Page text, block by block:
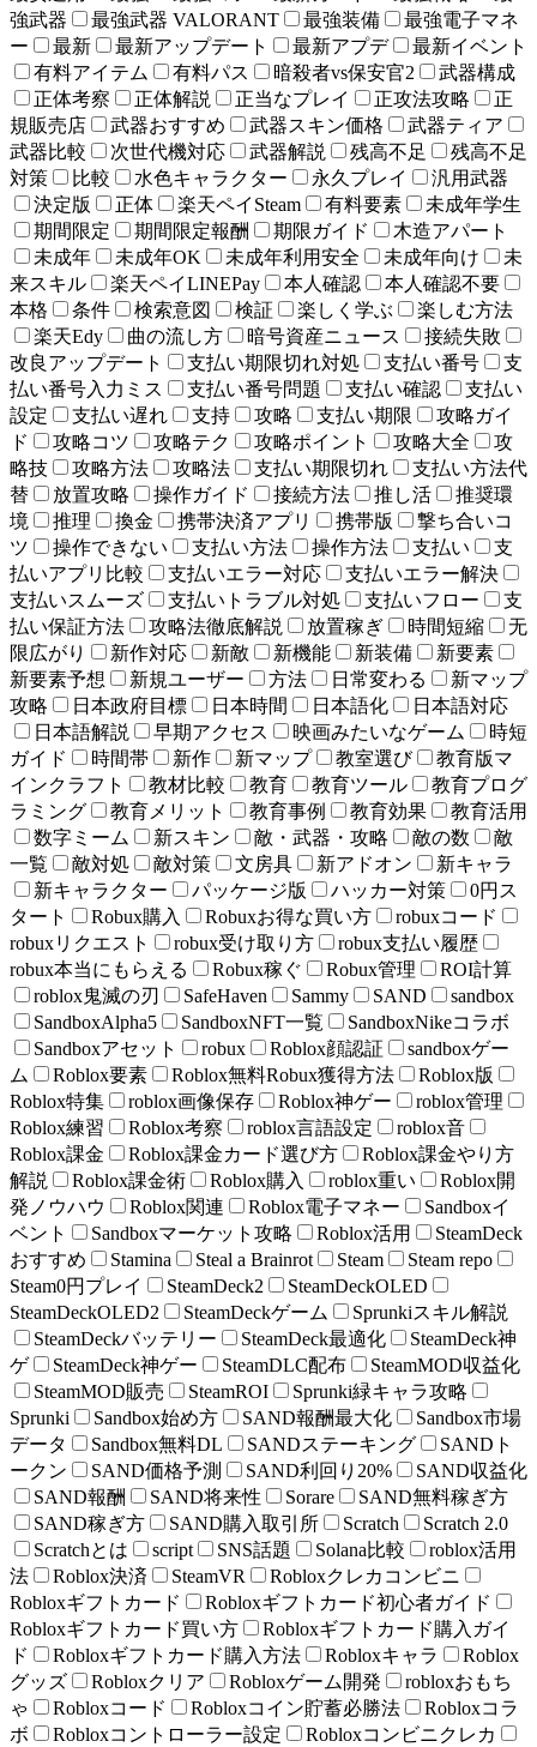
強武器
最強武器 VALORANT 最強装備
最強電子マネ
ー
最新 最新アップデート 最新アプデ
最新イベント
有料アイテム
有料パス 暗殺者vs保安官2
武器構成
正体考察
正体解説 正当なプレイ 正攻法攻略
正
規販売店
武器おすすめ 武器スキン価格
武器ティア
武器比較
次世代機対応 武器解説 残高不足
残高不足
対策
比較 水色キャラクター 永久プレイ
汎用武器
決定版
正体 楽天ペイSteam 有料要素
未成年学生
期間限定
期間限定報酬 期限ガイド
木造アパート
未成年
未成年OK 未成年利用安全 未成年向け
未
来スキル
楽天ペイLINEPay 本人確認
本人確認不要
本格
条件 検索意図 検証 楽しく学ぶ
楽しむ方法
楽天Edy
曲の流し方 暗号資産ニュース
接続失敗
改良アップデート
支払い期限切れ対処 支払い番号
支
払い番号入力ミス
支払い番号問題 支払い確認
支払い
設定
支払い遅れ 支持 攻略 支払い期限
攻略ガイ
ド
攻略コツ 攻略テク 攻略ポイント 攻略大全
攻
略技
攻略方法 攻略法 支払い期限切れ
支払い方法代
替
放置攻略 操作ガイド 接続方法 推し活
推奨環
境
推理 換金 携帯決済アプリ 携帯版
撃ち合いコ
ツ
操作できない 支払い方法 操作方法 支払い
支
払いアプリ比較
支払いエラー対応
支払いエラー解決
支払いスムーズ
支払いトラブル対処 支払いフロー
支
払い保証方法
攻略法徹底解説 放置稼ぎ 時間短縮
无
限広がり
新作対応 新敵 新機能 新装備
新要素
新要素予想
新規ユーザー 方法 日常変わる
新マップ
攻略
日本政府目標 日本時間 日本語化
日本語対応
日本語解説
早期アクセス 映画みたいなゲーム
時短
ガイド
時間帯 新作 新マップ 教室選び
教育版マ
インクラフト
教材比較 教育 教育ツール
教育プログ
ラミング
教育メリット 教育事例 教育効果
教育活用
数字ミーム
新スキン 敵・武器・攻略 敵の数
敵
一覧
敵対処 敵対策 文房具 新アドオン
新キャラ
新キャラクター
パッケージ版 ハッカー対策
0円ス
タート
Robux購入 Robuxお得な買い方
robuxコード
robuxリクエスト
robux受け取り方
robux支払い履歴
robux本当にもらえる
Robux稼ぐ Robux管理
ROI計算
roblox鬼滅の刃
SafeHaven Sammy SAND
sandbox
SandboxAlpha5
SandboxNFT一覧
SandboxNikeコラボ
Sandboxアセット
robux Roblox顔認証
sandboxゲー
ム
Roblox要素 Roblox無料Robux獲得方法
Roblox版
Roblox特集
roblox画像保存 Roblox神ゲー
roblox管理
Roblox練習
Roblox考察 roblox言語設定
roblox音
Roblox課金
Roblox課金カード選び方
Roblox課金やり方
解説
Roblox課金術 Roblox購入 roblox重い
Roblox開
発ノウハウ
Roblox関連 Roblox電子マネー
Sandboxイ
ベント
Sandboxマーケット攻略 Roblox活用
SteamDeck
おすすめ
Stamina Steal a Brainrot Steam
Steam repo
Steam0円プレイ
SteamDeck2
SteamDeckOLED
SteamDeckOLED2
SteamDeckゲーム
Sprunkiスキル解説
SteamDeckバッテリー
SteamDeck最適化
SteamDeck神
ゲ
SteamDeck神ゲー SteamDLC配布
SteamMOD収益化
SteamMOD販売
SteamROI
Sprunki緑キャラ攻略
Sprunki
Sandbox始め方 SAND報酬最大化
Sandbox市場
データ
Sandbox無料DL SANDステーキング
SANDト
ークン
SAND価格予測 SAND利回り20%
SAND収益化
SAND報酬
SAND将来性 Sorare
SAND無料稼ぎ方
SAND稼ぎ方
SAND購入取引所 Scratch
Scratch 2.0
Scratchとは
script SNS話題 Solana比較
roblox活用
法
Roblox決済 SteamVR
Robloxクレカコンビニ
Robloxギフトカード
Robloxギフトカード初心者ガイド
Robloxギフトカード買い方
Robloxギフトカード購入ガイ
ド
Robloxギフトカード購入方法 Robloxキャラ
Roblox
グッズ
Robloxクリア Robloxゲーム開発
robloxおもち
ゃ
Robloxコード Robloxコイン貯蓄必勝法
Robloxコラ
ボ
Robloxコントローラー設定
Robloxコンビニクレカ